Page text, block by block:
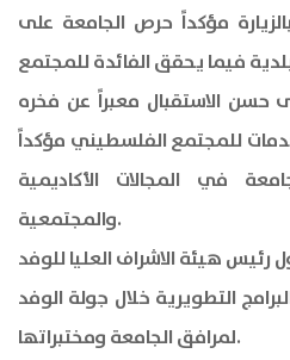
مؤكداً حرص الجامعة على
حسن الاستقبال معبراً عن فخره
للمجتمع الفلسطيني مؤكداً
في المجالات الأكاديمية
والمجتمعية.
هيئة الاشراف العليا للوفد
التطويرية خلال جولة الوفد
لمرافق الجامعة ومختبراتها.